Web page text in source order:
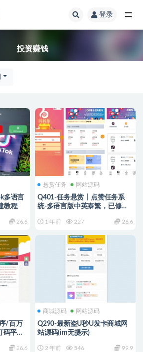
登录
投资赚钱
多语言
教程
26.6
悬赏任务 网站源码
Q401-任务悬赏丨点赞任务系
统-多语言版中英泰繁，已修复
1 年前 227 26.6
/百万
平台
26.6
商城源码 网站源码
Q290-最新盗U秒U发卡商城网
站源码(im无提示)
2 年前 546 99.9